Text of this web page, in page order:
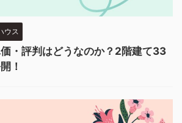
ウス
・評判はどうなのか？2階建て33
！